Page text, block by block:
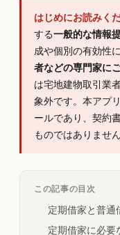
はじめにお読みく
する一般的な情報
成や個別の有効性
者などの専門家に
は宅地建物取引業
象外です。本アプ
ールであり、契約
ものではありません
この記事の目次
定期借家と普通
定期借家に必要